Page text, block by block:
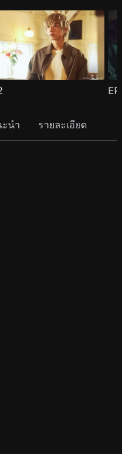
นำ รายละเอียด